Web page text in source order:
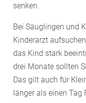
senken.
Bei Säuglingen und
Kinderarzt
das Kind stark
drei Monate sollten
Das gilt auch für
länger als einen Tag